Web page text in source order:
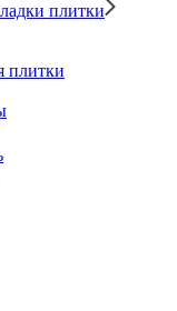
плитки
плитки